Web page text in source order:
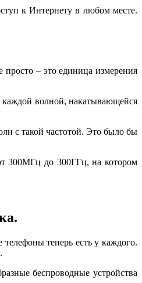
к Интернету в любом месте.
– это единица измерения
каждой волной, накатывающейся
с такой частотой. Это было бы
300МГц до 300ГГц, на котором
теперь есть у каждого.
беспроводные устройства